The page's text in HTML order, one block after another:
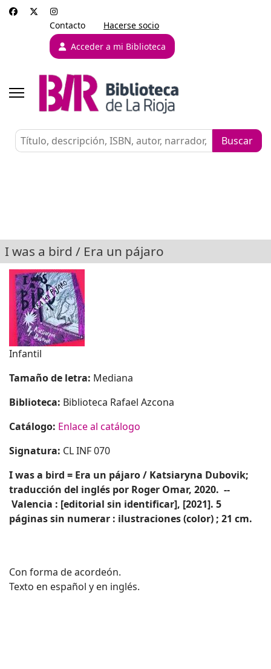
Contacto
Hacerse socio
Acceder a mi Biblioteca
I was a bird / Era un pájaro
Infantil
Tamaño de letra: Mediana
Biblioteca: Biblioteca Rafael Azcona
Catálogo: Enlace al catálogo
Signatura: CL INF 070
I was a bird = Era un pájaro / Katsiaryna Dubovik;
traducción del inglés por Roger Omar, 2020. --
Valencia : [editorial sin identificar], [2021]. 5
páginas sin numerar : ilustraciones (color) ; 21 cm.
Con forma de acordeón.
Texto en español y en inglés.